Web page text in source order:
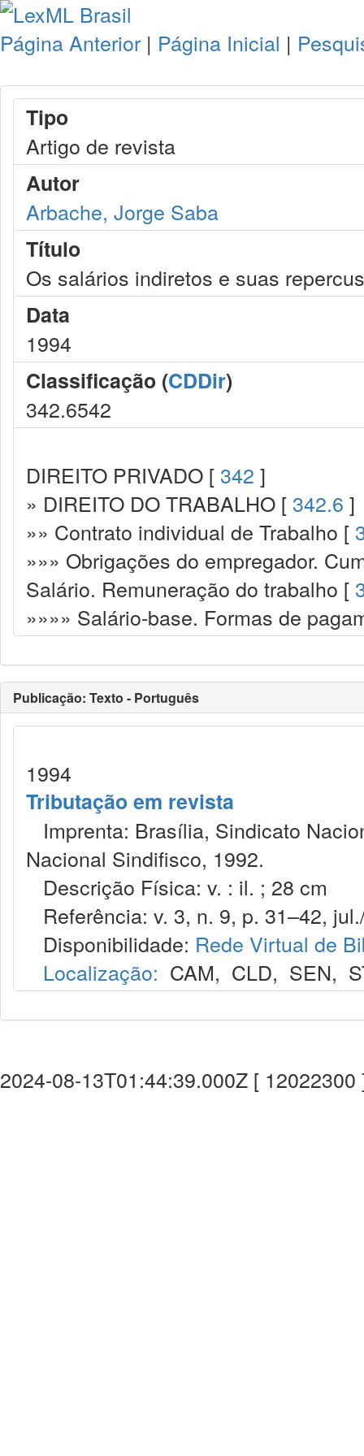
Página Anterior | Página Inicial |
Tipo
Artigo de revista
Autor
Arbache, Jorge Saba
Título
Os salários indiretos e suas
Data
1994
Classificação (CDDir)
342.6542
DIREITO PRIVADO [ 342 ]
» DIREITO DO TRABALHO [ 342.6 ]
»» Contrato individual de Trabalho [
»»» Obrigações do empregador.
Salário. Remuneração do trabalho [
»»»» Salário-base. Formas de
Publicação: Texto - Português
1994
Tributação em revista
Imprenta: Brasília, Sindicato
Nacional Sindifisco, 1992.
Descrição Física: v. : il. ; 28 cm
Referência: v. 3, n. 9, p. 31–42,
Disponibilidade: Rede Virtual de
Localização: CAM, CLD, SEN,
2024-08-13T01:44:39.000Z [ 12022300